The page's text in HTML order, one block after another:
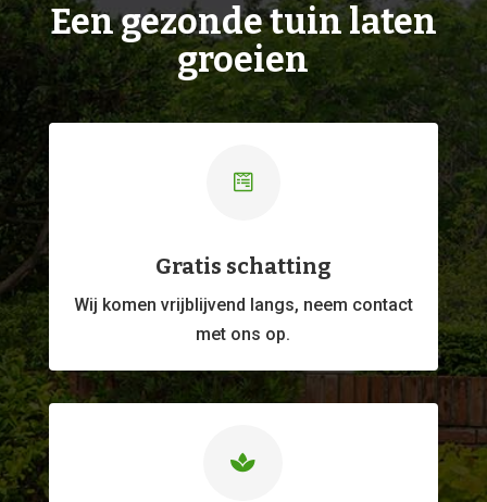
Een gezonde tuin laten
groeien

Gratis schatting
Wij komen vrijblijvend langs, neem contact
met ons op.
